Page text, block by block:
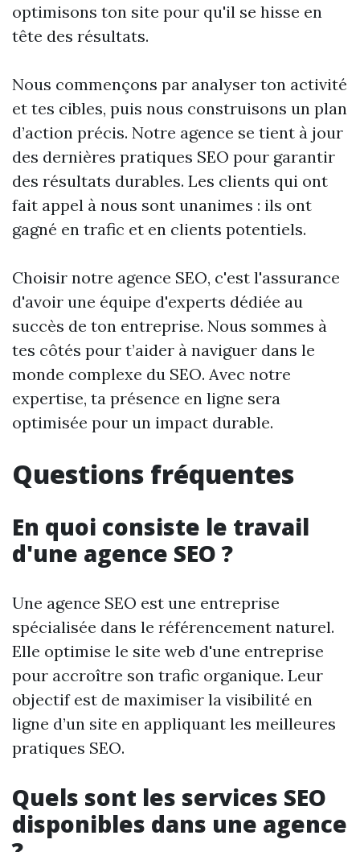
optimisons ton site pour qu'il se hisse en
tête des résultats.
Nous commençons par analyser ton activité
et tes cibles, puis nous construisons un plan
d’action précis. Notre agence se tient à jour
des dernières pratiques SEO pour garantir
des résultats durables. Les clients qui ont
fait appel à nous sont unanimes : ils ont
gagné en trafic et en clients potentiels.
Choisir notre agence SEO, c'est l'assurance
d'avoir une équipe d'experts dédiée au
succès de ton entreprise. Nous sommes à
tes côtés pour t’aider à naviguer dans le
monde complexe du SEO. Avec notre
expertise, ta présence en ligne sera
optimisée pour un impact durable.
Questions fréquentes
En quoi consiste le travail
d'une agence SEO ?
Une agence SEO est une entreprise
spécialisée dans le référencement naturel.
Elle optimise le site web d'une entreprise
pour accroître son trafic organique. Leur
objectif est de maximiser la visibilité en
ligne d’un site en appliquant les meilleures
pratiques SEO.
Quels sont les services SEO
disponibles dans une agence